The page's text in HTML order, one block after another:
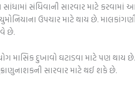
સંધિવાની સારવાર માટે
ઉપચાર માટે થાય છે.
છે.
માસિક દુખાવો ઘટાડવા માટે પણ
સારવાર માટે થઈ શકે છે.